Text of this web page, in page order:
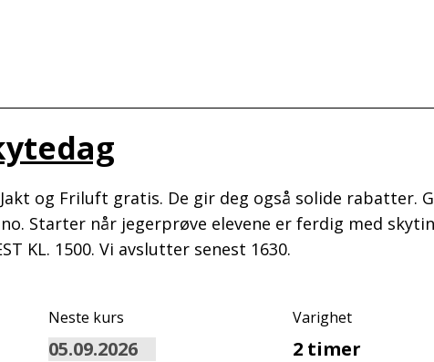
og Friluft gratis. De gir deg også solide
Starter når jegerprøve elevene er ferdig med
KL. 1500. Vi avslutter senest 1630.
Neste kurs Varighet
2 timer